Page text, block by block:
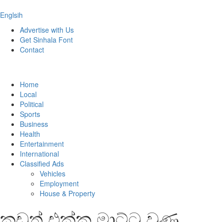
Englsih
Advertise with Us
Get Sinhala Font
Contact
Home
Local
Political
Sports
Business
Health
Entertainment
International
Classified Ads
Vehicles
Employment
House & Property